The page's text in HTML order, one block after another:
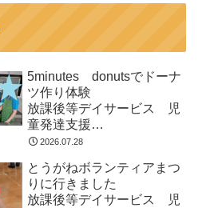
5minutes donutsでドーナ
ツ作り体験
放課後等デイサービス 児
童発達支援
⁕運動療育⁕ ♬音楽療法♬
市
2026.07.28
とうがねボランティアまつ
りに行きました
放課後等デイサービス 児